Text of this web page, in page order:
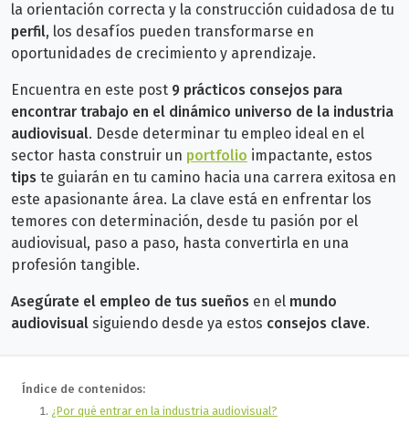
la orientación correcta y la construcción cuidadosa de tu
perfil, los desafíos pueden transformarse en
oportunidades de crecimiento y aprendizaje.
Encuentra en este post 9 prácticos consejos para
encontrar trabajo en el dinámico universo de la industria
audiovisual. Desde determinar tu empleo ideal en el
sector hasta construir un portfolio impactante, estos
tips te guiarán en tu camino hacia una carrera exitosa en
este apasionante área. La clave está en enfrentar los
temores con determinación, desde tu pasión por el
audiovisual, paso a paso, hasta convertirla en una
profesión tangible.
Asegúrate el empleo de tus sueños en el mundo
audiovisual siguiendo desde ya estos consejos clave.
Índice de contenidos:
¿Por qué entrar en la industria audiovisual?